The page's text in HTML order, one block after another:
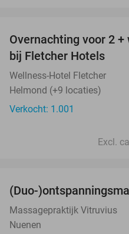
Overnachting voor 2
bij Fletcher Hotels
Wellness-Hotel Fletcher
Helmond (+9 locaties)
Verkocht: 1.001
Excl.
(Duo-
Massagepraktijk Vitruvius
Nuenen